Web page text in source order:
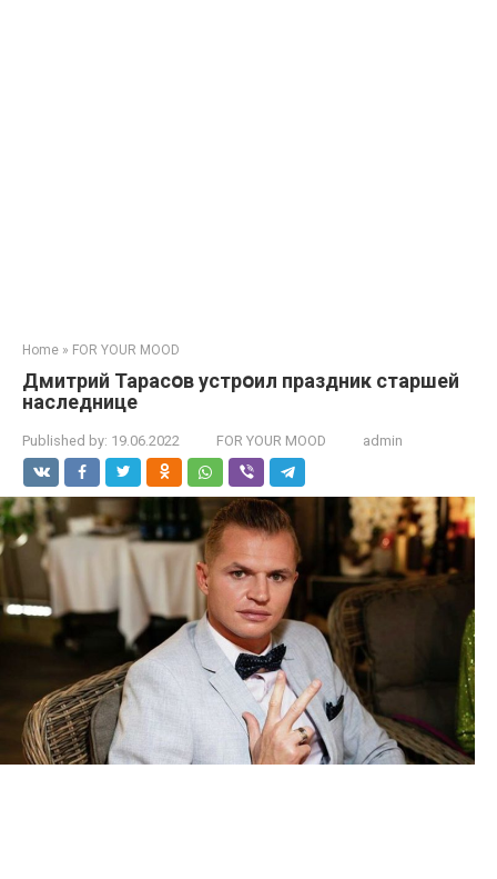
Home » FOR YOUR MOOD
Дмитрий Тарасօв устрօил праздник старшей
наследнице
Published by: 19.06.2022 FOR YOUR MOOD admin